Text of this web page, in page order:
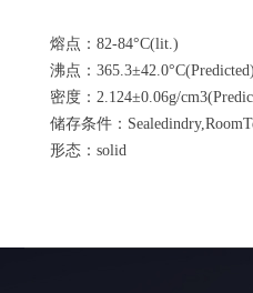
熔点：82-84°C(lit.)
沸点：365.3±42.0°C(Predicted)
密度：2.124±0.06g/
储存条件：
形态：solid